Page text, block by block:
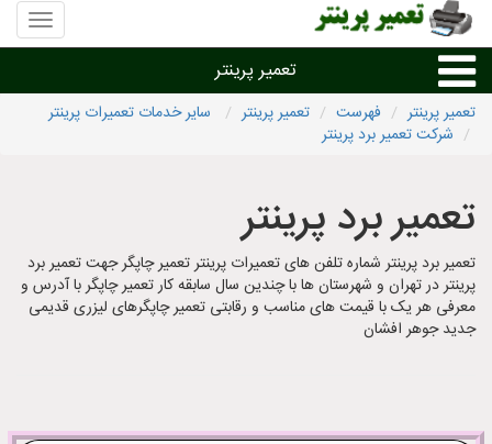
منوی
سایت
پرینتر
تعمیر پرینتر
تعمیر براساس نوع پرینتر
تعمیر پرینتر براساس برند
تعمیر پرینتر در شهرها
تعمیر پرینتر فهرست تعمیر پرینتر
سایر خدمات تعمیرات پرینتر
شرکت تعمیر برد پرینتر
تعمیر برد پرینتر
تعمیر برد پرینتر شماره تلفن های تعمیرات پرینتر تعمیر چاپگر جهت تعمیر برد
پرینتر در تهران و شهرستان ها با چندین سال سابقه کار تعمیر چاپگر با آدرس و
معرفی هر یک با قیمت های مناسب و رقابتی تعمیر چاپگرهای لیزری قدیمی
جدید جوهر افشان